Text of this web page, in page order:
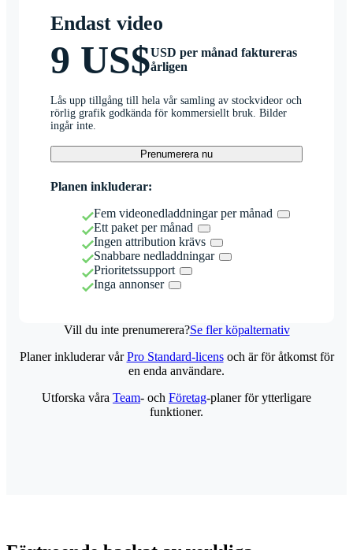
Endast video
9 US$USD per månad faktureras
årligen
Lås upp tillgång till hela vår samling av stockvideor och
rörlig grafik godkända för kommersiellt bruk. Bilder
ingår inte.
Prenumerera nu
Planen inkluderar:
Fem videonedladdningar per månad
Ett paket per månad
Ingen attribution krävs
Snabbare nedladdningar
Prioritetssupport
Inga annonser
Vill du inte prenumerera?Se fler köpalternativ
Planer inkluderar vårPro Standard-licensoch är för åtkomst för
en enda användare.
Utforska våra Team- och Företag-planer för ytterligare
funktioner.